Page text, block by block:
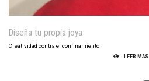
Diseña tu propia joya
Creatividad contra el confinamiento
LEER MÁS